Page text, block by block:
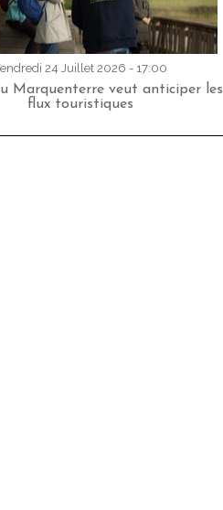
24 Juillet 2026 - 17:00
Marquenterre veut anticiper les
flux touristiques